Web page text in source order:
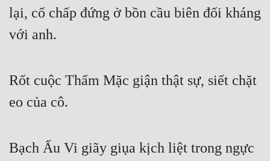
Truyện Nữ
Vô Địch Lưu
Đam Mỹ
Đẹp
lại, cố chấp đứng ở bồn cầu biên đối kháng
với anh.
Rốt cuộc Thẩm Mặc giận thật sự, siết chặt
eo của cô.
Bạch Ấu Vi giãy giụa kịch liệt trong ngực